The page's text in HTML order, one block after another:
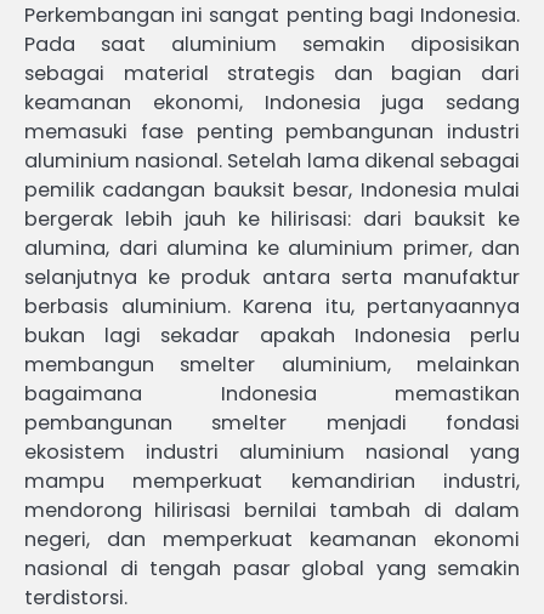
Perkembangan ini sangat penting bagi Indonesia.
Pada saat aluminium semakin diposisikan
sebagai material strategis dan bagian dari
keamanan ekonomi, Indonesia juga sedang
memasuki fase penting pembangunan industri
aluminium nasional. Setelah lama dikenal sebagai
pemilik cadangan bauksit besar, Indonesia mulai
bergerak lebih jauh ke hilirisasi: dari bauksit ke
alumina, dari alumina ke aluminium primer, dan
selanjutnya ke produk antara serta manufaktur
berbasis aluminium. Karena itu, pertanyaannya
bukan lagi sekadar apakah Indonesia perlu
membangun smelter aluminium, melainkan
bagaimana Indonesia memastikan
pembangunan smelter menjadi fondasi
ekosistem industri aluminium nasional yang
mampu memperkuat kemandirian industri,
mendorong hilirisasi bernilai tambah di dalam
negeri, dan memperkuat keamanan ekonomi
nasional di tengah pasar global yang semakin
terdistorsi.